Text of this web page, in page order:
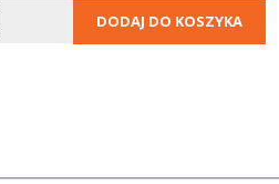
DODAJ DO KOSZYKA